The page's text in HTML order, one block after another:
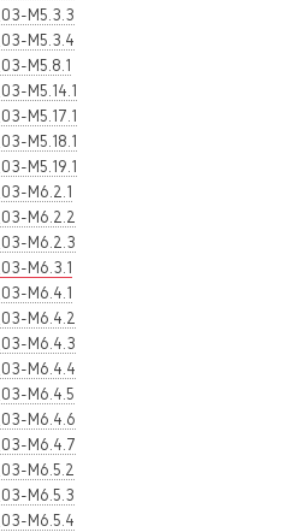
M5.3.3
M5.3.4
M5.8.1
M5.14.1
M5.17.1
M5.18.1
M5.19.1
M6.2.1
M6.2.2
M6.2.3
M6.3.1
M6.4.1
M6.4.2
M6.4.3
M6.4.4
M6.4.5
M6.4.6
M6.4.7
M6.5.2
M6.5.3
M6.5.4